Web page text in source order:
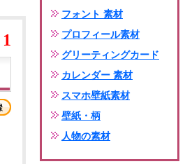
1
フォント 素材
プロフィール素材
グリーティングカード
カレンダー 素材
スマホ壁紙素材
壁紙・柄
人物の素材